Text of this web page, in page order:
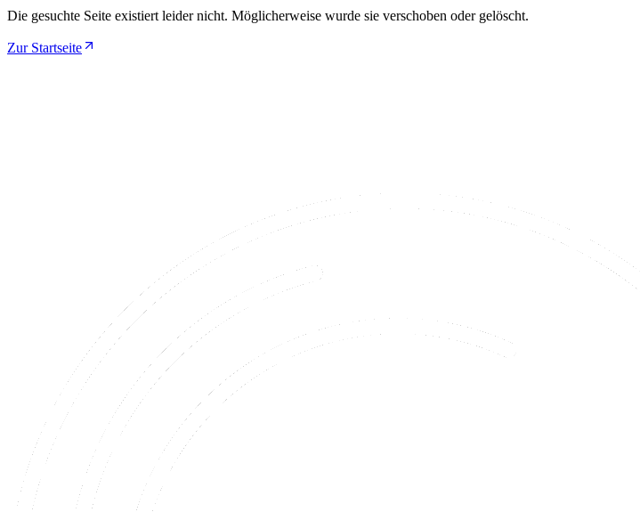
Die gesuchte Seite existiert leider nicht. Möglicherweise wurde sie verschoben oder gelöscht.
Zur Startseite